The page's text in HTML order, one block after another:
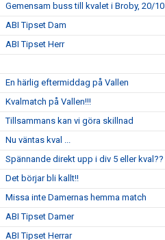
Gemensam buss till kvalet i Broby, 20/10
ABI Tipset Dam
ABI Tipset Herr
En härlig eftermiddag på Vallen
Kvalmatch på Vallen!!!
Tillsammans kan vi göra skillnad
Nu väntas kval ...
Spännande direkt upp i div 5 eller kval??
Det börjar bli kallt!!
Missa inte Damernas hemma match
ABI Tipset Damer
ABI Tipset Herrar